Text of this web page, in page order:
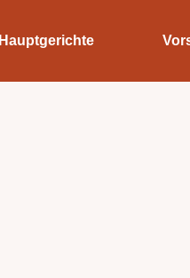
Hauptgerichte